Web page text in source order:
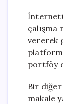
çalışma
vererek
portföy
Bir
makale